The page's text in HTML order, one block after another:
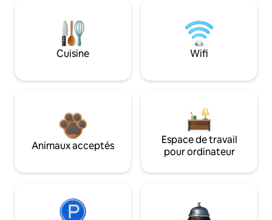
Cuisine Wifi
Animaux acceptés
Espace de travail
pour ordinateur